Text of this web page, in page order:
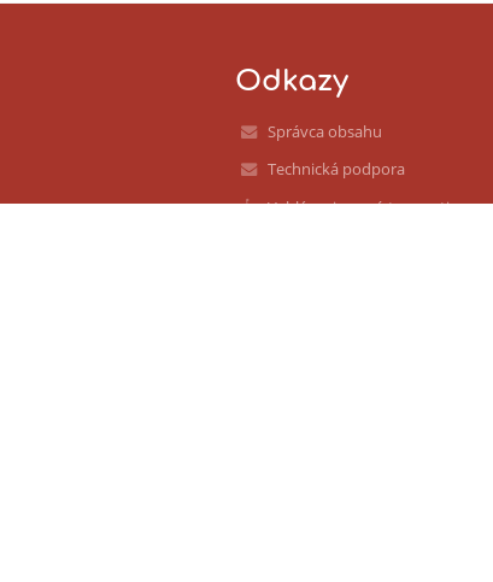
Odkazy
Správca obsahu
Technická podpora
Vyhlásenie o prístupnosti